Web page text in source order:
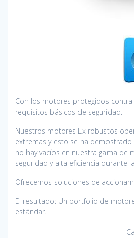
Con los motores protegidos contra
requisitos básicos de seguridad.
Nuestros motores Ex robustos
extremas y esto se ha
no hay vacíos en nuestra gama
seguridad y alta eficiencia durante
Ofrecemos soluciones de
El resultado: Un portfolio de
estándar.